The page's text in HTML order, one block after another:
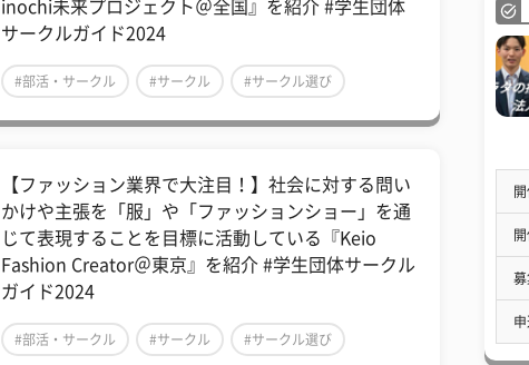
inochi未来プロジェクト​​＠全国』を紹介 #学生団体
サークルガイド2024
#部活・サークル #サークル #サークル選び
【ファッション業界で大注目！】社会に対する問い
かけや主張を「服」や「ファッションショー」を通
じて表現することを目標に活動している『Keio
Fashion Creator＠東京』を紹介 #学生団体サークル
ガイド2024
#部活・サークル #サークル #サークル選び
募